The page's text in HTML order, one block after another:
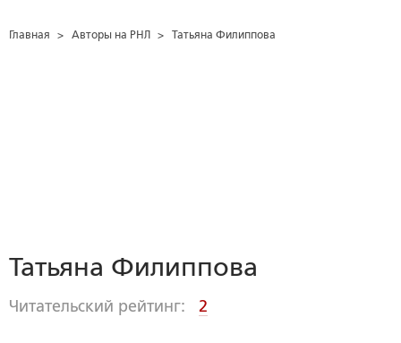
Главная > Авторы на РНЛ > Татьяна Филиппова
Татьяна Филиппова
Читательский рейтинг: 2